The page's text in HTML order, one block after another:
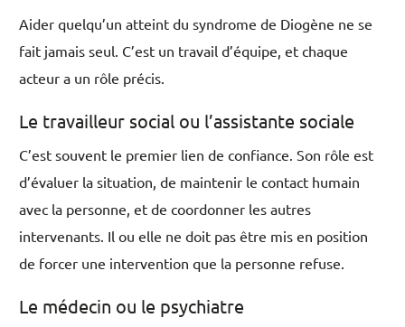
Aider quelqu’un atteint du syndrome de Diogène ne se
fait jamais seul. C’est un travail d’équipe, et chaque
acteur a un rôle précis.
Le travailleur social ou l’assistante sociale
C’est souvent le premier lien de confiance. Son rôle est
d’évaluer la situation, de maintenir le contact humain
avec la personne, et de coordonner les autres
intervenants. Il ou elle ne doit pas être mis en position
de forcer une intervention que la personne refuse.
Le médecin ou le psychiatre